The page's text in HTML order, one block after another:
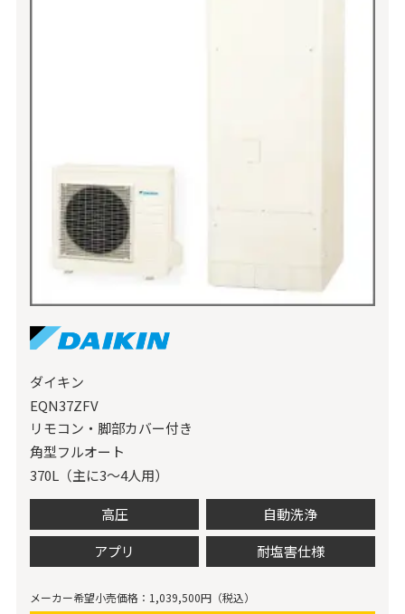
ダイキン
EQN37ZFV
リモコン・脚部カバー付き
角型フルオート
370L（主に3～4人用）
高圧
自動洗浄
アプリ
耐塩害仕様
メーカー希望小売価格：1,039,500円（税込）